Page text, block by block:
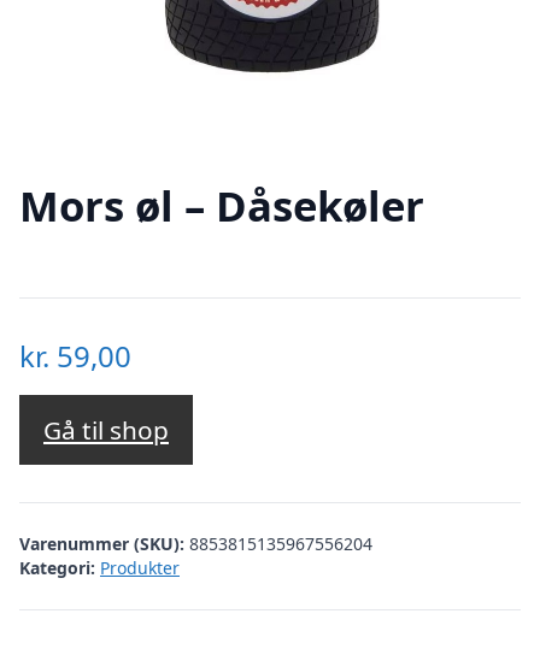
Mors øl – Dåsekøler
kr. 59,00
Gå til shop
Varenummer (SKU): 8853815135967556204
Kategori: Produkter